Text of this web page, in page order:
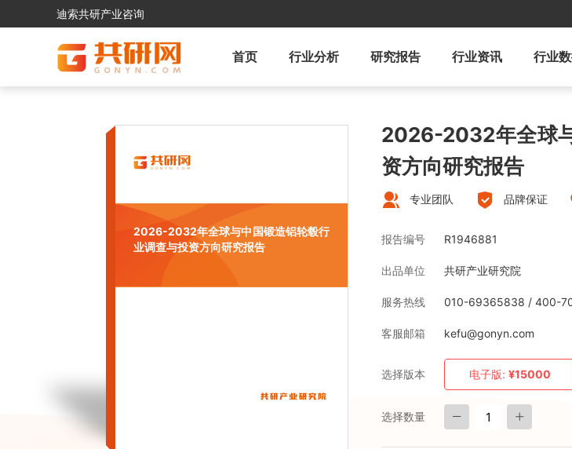
迪索共研产业咨询
首页 行业分析 研究报告 行业资讯 行业
2026-2032年全球与中国锻造铝轮毂行
业调查与投资方向研究报告
2026-2032年全球
资方向研究报告
专业团队 品牌保证
报告编号 R1946881
出品单位 共研产业研究院
服务热线 010-69365838 / 400-
客服邮箱 kefu@gonyn.com
选择版本 电子版: ¥15000
选择数量